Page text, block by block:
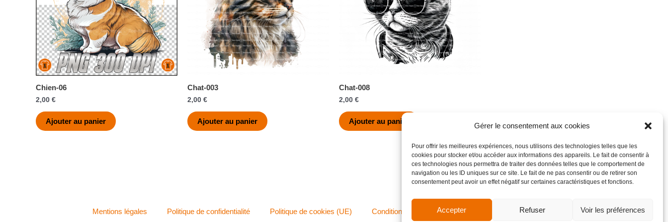
Gérer le consentement aux cookies
Pour offrir les meilleures expériences, nous utilisons des technologies telles que les
cookies pour stocker et/ou accéder aux informations des appareils. Le fait de consentir à
ces technologies nous permettra de traiter des données telles que le comportement de
navigation ou les ID uniques sur ce site. Le fait de ne pas consentir ou de retirer son
consentement peut avoir un effet négatif sur certaines caractéristiques et fonctions.
Accepter Refuser Voir les préférences
Chien-06
2,00 €
Ajouter au panier
Chat-003
2,00 €
Ajouter au panier
Chat-008
2,00 €
Ajouter au panier
Mentions légales Politique de confidentialité Politique de cookies (UE) Conditions générales de vente Site réalisé par VBAUDRY